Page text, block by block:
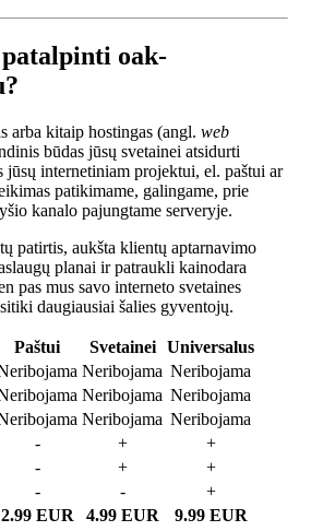
oak-
arba kitaip hostingas (angl. web
būdas jūsų svetainei atsidurti
jūsų internetiniam projektui, el. paštui ar
patikimame, galingame, prie
kanalo pajungtame serveryje.
patirtis, aukšta klientų aptarnavimo
planai ir patraukli kainodara
pas mus savo interneto svetaines
daugiausiai šalies gyventojų.
Paštui Svetainei
Universalus
Neribojama Neribojama
Neribojama Neribojama
Neribojama Neribojama
- +
+
- +
+
- -
+
2.99 EUR 4.99 EUR 9.99 EUR